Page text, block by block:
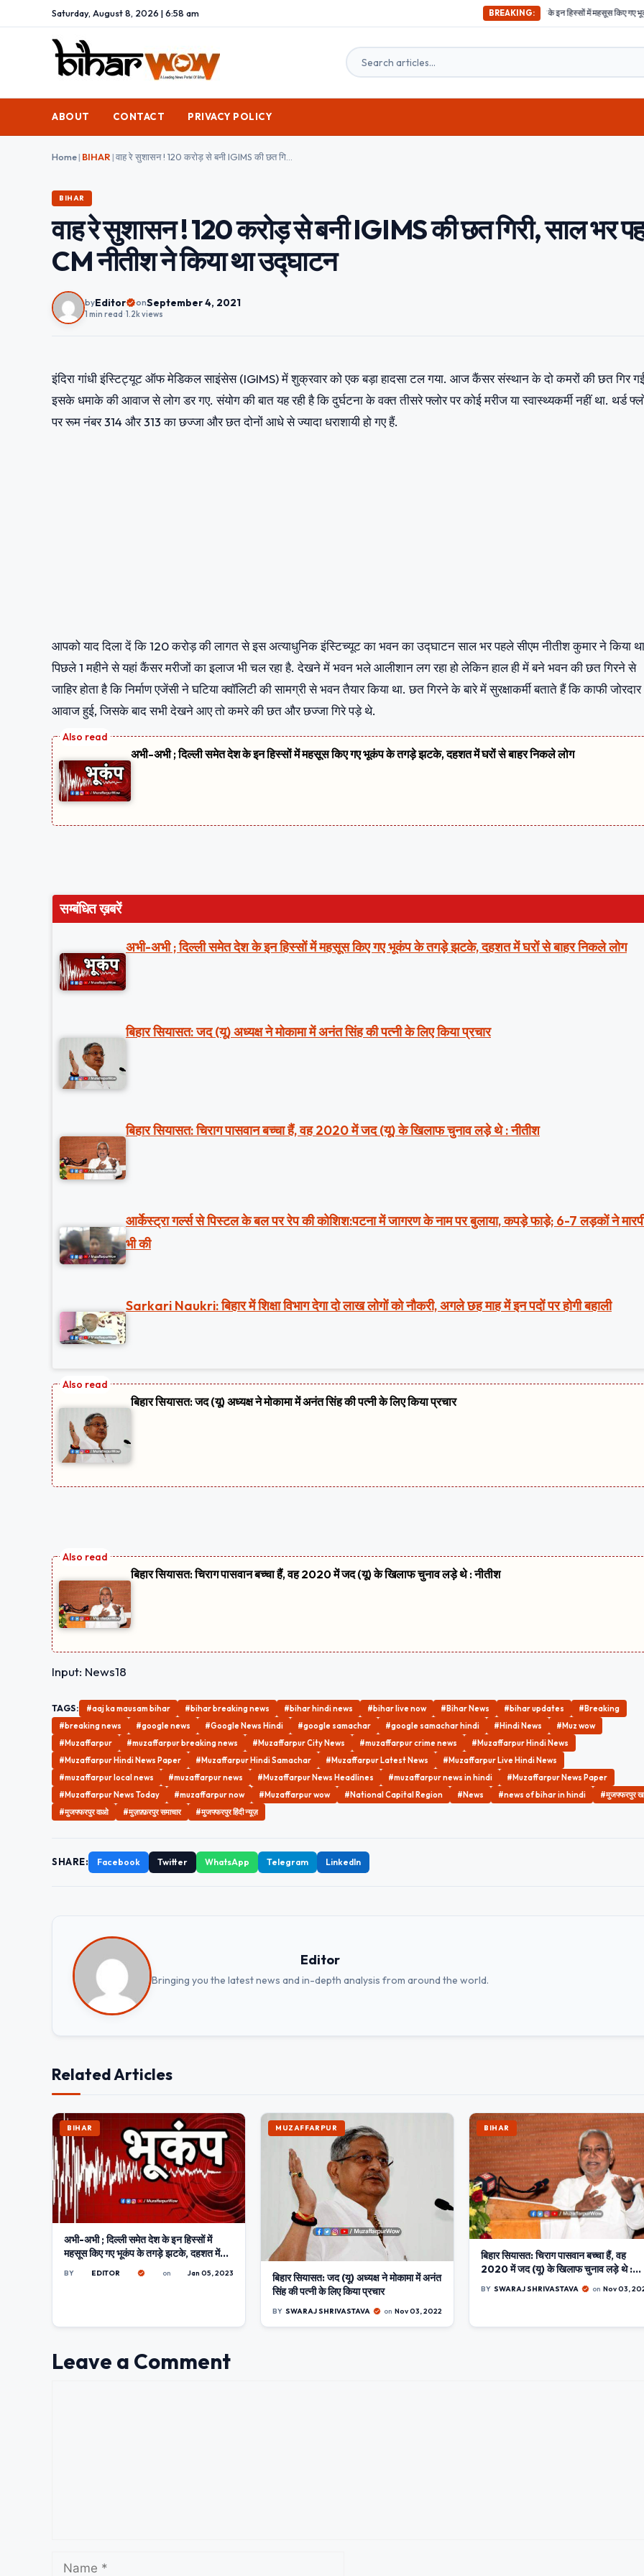
Saturday, August 8, 2026 | 6:58 am BREAKING:
अभी-अभी ; दिल्ली समेत देश के इन हिस्सों में महसूस किए गए भूकंप के तगड़े झटके, दहशत
ABOUT CONTACT PRIVACY POLICY
Home| BIHAR|
BIHAR
वाह रे सुशासन ! 120 करोड़ से बनी IGIMS की छत गिरी, साल भर
CM नीतीश ने किया था उद्घाटन
byEditor onSeptember 4, 2021
1 min read 1.2k views
इंदिरा गांधी इंस्टिट्यूट ऑफ मेडिकल साइंसेस (IGIMS) में शुक्रवार को एक बड़ा हादसा टल गया. आज कैंसर संस्थान के दो कमरों की छत गिर
इसके धमाके की आवाज से लोग डर गए. संयोग की बात यह रही है कि दुर्घटना के वक्त तीसरे फ्लोर पर कोई मरीज या स्वास्थ्यकर्मी नहीं था. थर्ड
पर रूम नंबर 314 और 313 का छज्जा और छत दोनों आधे से ज्यादा धराशायी हो गए हैं.
आपको याद दिला दें कि 120 करोड़ की लागत से इस अत्याधुनिक इंस्टिच्यूट का भवन का उद्घाटन साल भर पहले सीएम नीतीश कुमार ने किया
पिछले 1 महीने से यहां कैंसर मरीजों का इलाज भी चल रहा है. देखने में भवन भले आलीशान लग रहा हो लेकिन हाल ही में बने भवन की छत गिरने से
जाहिर होता है कि निर्माण एजेंसी ने घटिया क्वॉलिटी की सामग्री से भवन तैयार किया था. छत गिरने के बारे में सुरक्षाकर्मी बताते हैं कि काफी जोरदार
आवाज हुई, जिसके बाद सभी देखने आए तो कमरे की छत और छज्जा गिरे पड़े थे.
अभी-अभी ; दिल्ली समेत देश के इन हिस्सों में महसूस किए गए भूकंप के तगड़े झटके, दहशत में घरों से बाहर निकले लोग
सम्बंधित ख़बरें
अभी-अभी ; दिल्ली समेत देश के इन हिस्सों में महसूस किए गए भूकंप के तगड़े झटके, दहशत में घरों से बाहर निकले लोग
बिहार सियासत: जद (यू) अध्यक्ष ने मोकामा में अनंत सिंह की पत्नी के लिए किया प्रचार
बिहार सियासत: चिराग पासवान बच्चा हैं, वह 2020 में जद (यू) के खिलाफ चुनाव लड़े थे : नीतीश
आर्केस्ट्रा गर्ल्स से पिस्टल के बल पर रेप की कोशिश:पटना में जागरण के नाम पर बुलाया, कपड़े फाड़े; 6-7 लड़कों ने
भी की
Sarkari Naukri: बिहार में शिक्षा विभाग देगा दो लाख लोगों को नौकरी, अगले छह माह में इन पदों पर होगी बहाली
बिहार सियासत: जद (यू) अध्यक्ष ने मोकामा में अनंत सिंह की पत्नी के लिए किया प्रचार
बिहार सियासत: चिराग पासवान बच्चा हैं, वह 2020 में जद (यू) के खिलाफ चुनाव लड़े थे : नीतीश
Input: News18
TAGS: #aaj ka mausam bihar #bihar breaking news #bihar hindi news #bihar live now #Bihar News #bihar updates
#Breaking
#breaking news
#google news #Google News Hindi #google samachar #google samachar hindi #Hindi News
#Muz wow
#Muzaffarpur
#muzaffarpur breaking news #Muzaffarpur City News #muzaffarpur crime news
#Muzaffarpur Hindi News
#Muzaffarpur Hindi News Paper
#Muzaffarpur Hindi Samachar #Muzaffarpur Latest News
#Muzaffarpur Live Hindi News
#muzaffarpur local news
#muzaffarpur news #Muzaffarpur News Headlines #muzaffarpur news in hindi
#Muzaffarpur News Paper
#Muzaffarpur News Today
#muzaffarpur now #Muzaffarpur wow #National Capital Region #News #news of bihar in hindi
#मुजफ्फरपुर
#मुजफ्फरपुर वाओ
#मुज़फ़्फ़रपुर समाचार #मुजफ्फरपुर हिंदी न्यूज़
SHARE: Facebook Twitter WhatsApp Telegram LinkedIn
Editor
Bringing you the latest news and in-depth analysis from around the world.
Related Articles
BIHAR
अभी-अभी ; दिल्ली समेत देश के इन हिस्सों में
महसूस किए गए भूकंप के तगड़े झटके, दहशत में
घरों से बाहर निकले लोग
BY EDITOR on Jan 05, 2023
MUZAFFARPUR
बिहार सियासत: जद (यू) अध्यक्ष ने मोकामा में अनंत
सिंह की पत्नी के लिए किया प्रचार
BY SWARAJ SHRIVASTAVA on Nov 03, 2022
BIHAR
बिहार सियासत: चिराग पासवान बच्चा हैं, वह
2020 में जद (यू) के खिलाफ चुनाव लड़े थे :
BY SWARAJ SHRIVASTAVA on Nov 03,
Leave a Comment